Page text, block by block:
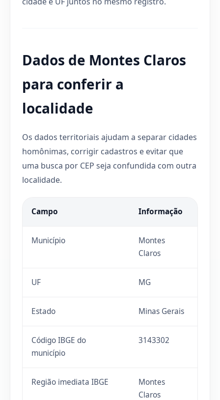
Dados de Montes Claros
para conferir a
localidade
Os dados territoriais ajudam a separar cidades
homônimas, corrigir cadastros e evitar que
uma busca por CEP seja confundida com outra
localidade.
Campo Informação
Município
Montes
Claros
UF MG
Estado Minas Gerais
Código IBGE do
município
3143302
Região imediata IBGE
Montes
Claros